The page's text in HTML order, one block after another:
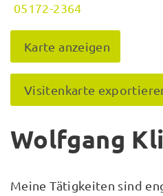
05172-2364
Karte anzeigen
Visitenkarte
Wolfgang
Meine Tätigkeiten sind